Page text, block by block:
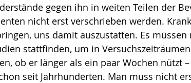
gegen ihn in weiten Teilen der
nicht erst verschrieben werden.
uns damit auszustatten. Es müssen
stattfinden, um in
ob er länger als ein paar Wochen nützt
seit Jahrhunderten. Man muss nicht